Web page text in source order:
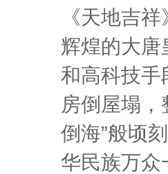
《天地吉
辉煌的大
和高科技手
房倒屋塌
倒海”般顷
华民族万众